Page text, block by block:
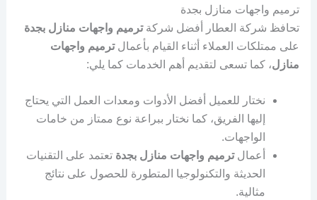
ترميم واجهات منازل بجدة
تحافظ شركة العطار أفضل شركةترميم واجهات منازل بجدة
على ممتلكات العملاء أثناء القيام بأعمالترميم واجهات
منازل، كما تسعى لتقديم أهم الخدمات كما يلي:
نختار للعميل أفضل الأدوات ومعدات العمل التي يحتاج
إليها الفريق، كما نختار ببراعة نوع ممتاز من خامات
الواجهات.
أعمالترميم واجهات منازل بجدة تعتمد على التقنيات
الحديثة والتكنولوجيا المتطورة للحصول على نتائج
مثالية.